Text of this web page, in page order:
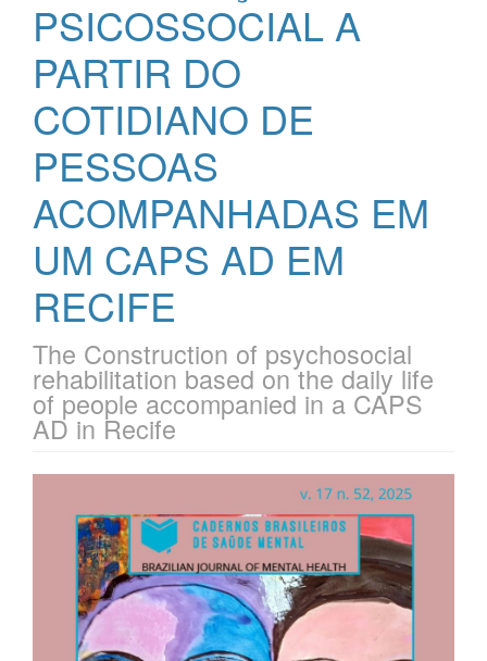
PSICOSSOCIAL A
PARTIR DO
COTIDIANO DE
PESSOAS
ACOMPANHADAS EM
UM CAPS AD EM
RECIFE
The Construction of psychosocial
rehabilitation based on the daily life
of people accompanied in a CAPS
AD in Recife
lateral
artigos